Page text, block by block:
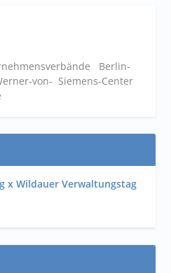
Berlin-
von- Siemens-Center
x Wildauer Verwaltungstag